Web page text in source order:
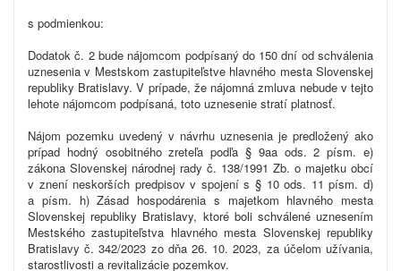
s podmienkou:
Dodatok č. 2 bude nájomcom podpísaný do 150 dní od schválenia
uznesenia v Mestskom zastupiteľstve hlavného mesta Slovenskej
republiky Bratislavy. V prípade, že nájomná zmluva nebude v tejto
lehote nájomcom podpísaná, toto uznesenie stratí platnosť.
Nájom pozemku uvedený v návrhu uznesenia je predložený ako
prípad hodný osobitného zreteľa podľa § 9aa ods. 2 písm. e)
zákona Slovenskej národnej rady č. 138/1991 Zb. o majetku obcí
v znení neskorších predpisov v spojení s § 10 ods. 11 písm. d)
a písm. h) Zásad hospodárenia s majetkom hlavného mesta
Slovenskej republiky Bratislavy, ktoré boli schválené uznesením
Mestského zastupiteľstva hlavného mesta Slovenskej republiky
Bratislavy č. 342/2023 zo dňa 26. 10. 2023, za účelom užívania,
starostlivosti a revitalizácie pozemkov.